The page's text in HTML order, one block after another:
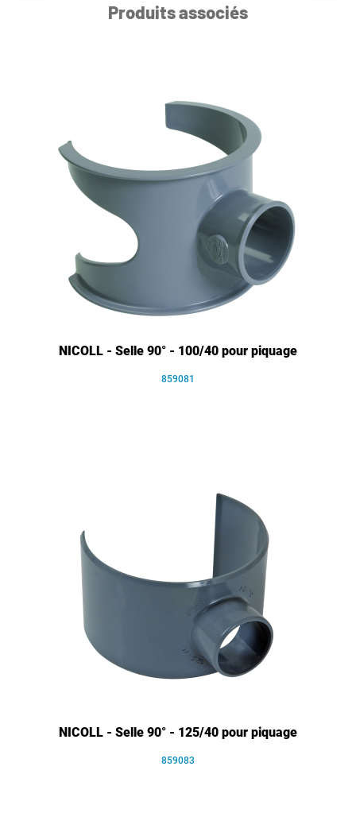
Produits associés
NICOLL - Selle 90° - 100/40 pour piquage
859081
NICOLL - Selle 90° - 125/40 pour piquage
859083